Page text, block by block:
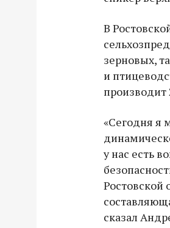
В
зерновых,
и
«Сегодня я
у нас есть
Ростовской
сказал